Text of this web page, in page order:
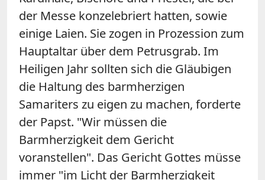
der Messe konzelebriert hatten, sowie
einige Laien. Sie zogen in Prozession zum
Hauptaltar über dem Petrusgrab. Im
Heiligen Jahr sollten sich die Gläubigen
die Haltung des barmherzigen
Samariters zu eigen zu machen, forderte
der Papst. "Wir müssen die
Barmherzigkeit dem Gericht
voranstellen". Das Gericht Gottes müsse
immer "im Licht der Barmherzigkeit